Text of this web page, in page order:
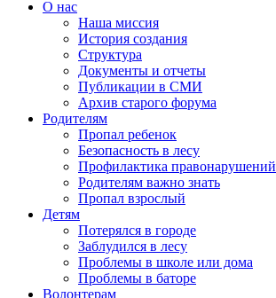
О нас
Наша миссия
История создания
Структура
Документы и отчеты
Публикации в СМИ
Архив старого форума
Родителям
Пропал ребенок
Безопасность в лесу
Профилактика правонарушений
Родителям важно знать
Пропал взрослый
Детям
Потерялся в городе
Заблудился в лесу
Проблемы в школе или дома
Проблемы в баторе
Волонтерам